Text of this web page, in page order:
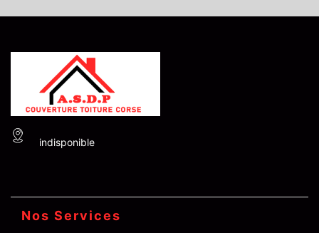
indisponible
Nos Services